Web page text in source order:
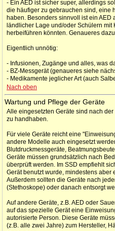
- Ein AED ist sicher super, allerdings
die häufiger zu gebrauchen sind, eine
haben. Besonders sinnvoll ist ein AED
ländlicher Lage und/oder Schülern
herbeiführen könnten. Genaueres
Eigentlich unnötig:
- Infusionen, Zugänge und alles, was
- BZ-Messgerät (genaueres siehe
- Medikamente jeglicher Art (auch
Nach oben
Wartung und Pflege der Geräte
Alle eingesetzten Geräte sind nach
zu handhaben.
Für viele Geräte reicht eine
andere Modelle auch eingesetzt
Blutdruckmessgeräte,
Geräte müssen grundsätzlich nach
überprüft werden. Im SSD empfiehlt
Gerät benutzt wurde, mindestens aber
Außerdem sollten die Geräte nach
(Stethoskope) oder danach entsorgt
Auf andere Geräte, z.B. AED oder
auf das spezielle Gerät eine
autorisierte Person. Diese Geräte
(z.B. alle zwei Jahre) zum Hersteller,